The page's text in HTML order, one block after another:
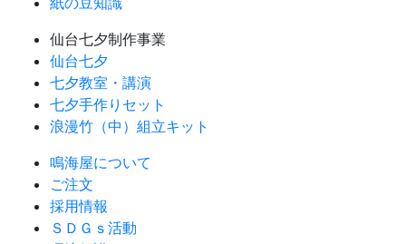
仙台七夕制作事業
仙台七夕
七夕教室・講演
七夕手作りセット
浪漫竹（中）組立キット
鳴海屋について
ご注文
採用情報
ＳＤＧｓ活動